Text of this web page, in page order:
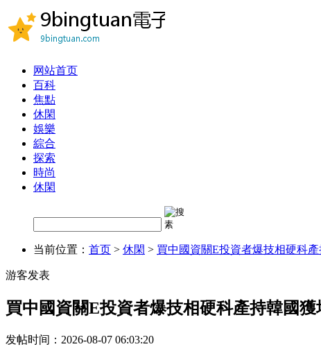
网站首页
百科
焦點
休閑
娛樂
綜合
探索
時尚
休閑
当前位置： 首页 > 休閑 > 買中國資關E投資者爆技相硬科
游客发表
買中國資關E投資者爆技相硬科產持韓國獲
发帖时间：2026-08-07 06:03:20